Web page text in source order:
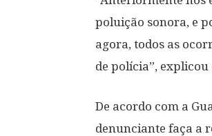
poluição sonora, e
agora, todos as
de polícia”,
De acordo com a
denunciante faça a